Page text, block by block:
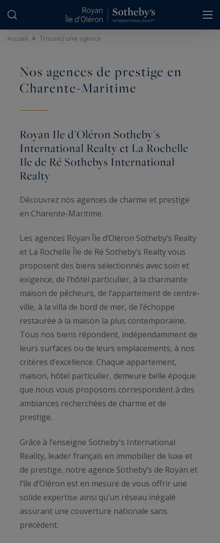
Accueil > Trouvez une agence
Nos agences de prestige en
Charente-Maritime
Royan Ile d'Oléron Sotheby's
International Realty et La Rochelle
Ile de Ré Sothebys International
Realty
Découvrez nos agences de charme et prestige
en Charente-Maritime.
Les agences Royan Île d’Oléron Sotheby’s Realty
et La Rochelle Île de Ré Sotheby’s Realty vous
proposent des biens sélectionnés avec soin et
exigence, de l’hôtel particulier, à la charmante
maison de pêcheurs, de l’appartement de centre-
ville, à la villa de bord de mer, de l’échoppe
restaurée à la maison la plus contemporaine.
Tous nos biens répondent, indépendamment de
leurs surfaces ou de leurs emplacements, à nos
critères d’excellence. Chaque appartement,
maison, hôtel particulier, demeure belle époque
que nous vous proposons correspondent à des
ambiances recherchées de charme et de
prestige.
Grâce à l’enseigne Sotheby's International
Reality, leader français en immobilier de luxe et
de prestige, notre agence Sotheby’s de Royan et
l’île d’Oléron est en mesure de vous offrir une
solide expertise ainsi qu’un réseau inégalé
assurant une couverture nationale sans
précédent.